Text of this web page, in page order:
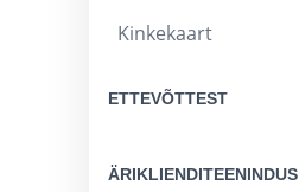
Kinkekaart
ETTEVÕTTEST
ÄRIKLIENDITEENINDUS